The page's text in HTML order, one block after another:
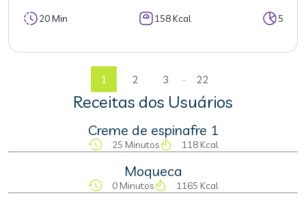
20 Min 158 Kcal 5
1 2 3 ... 22
Receitas dos Usuários
Creme de espinafre 1
25 Minutos 118 Kcal
Moqueca
0 Minutos 1165 Kcal